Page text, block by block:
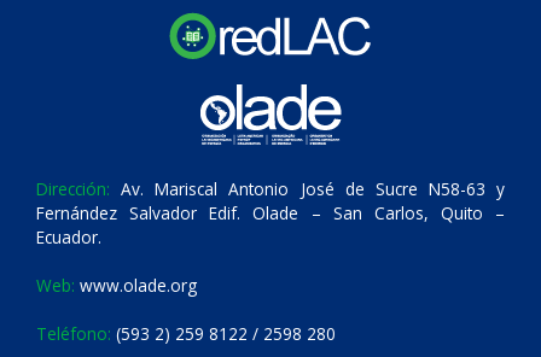
Dirección: Av. Mariscal Antonio José de Sucre N58-63 y
Fernández Salvador Edif. Olade – San Carlos, Quito –
Ecuador.
Web: www.olade.org
Teléfono: (593 2) 259 8122 / 2598 280